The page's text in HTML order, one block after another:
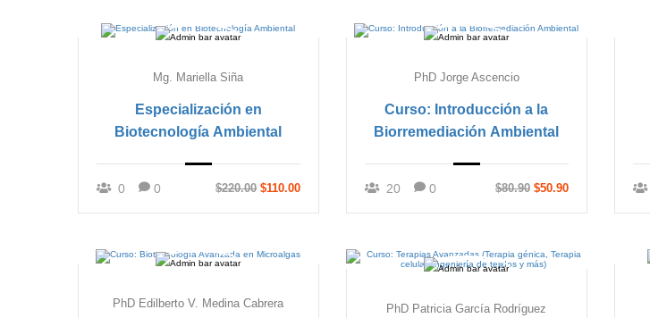
Mg. Mariella Siña
Especialización en
Biotecnología Ambiental
0 0 $220.00$110.00
PhD Jorge Ascencio
Curso: Introducción a la
Biorremediación Ambiental
20 0 $80.90$50.90
PhD Edilberto V. Medina Cabrera PhD Patricia García Rodríguez